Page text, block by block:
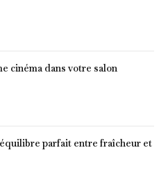
cinéma dans votre salon
parfait entre fraîcheur et